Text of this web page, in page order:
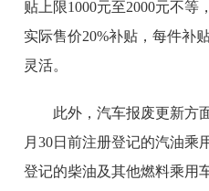
贴上限1000元至2000元不
实际售价20%补贴，每件补
灵活。
此外，汽车报废更新方
月30日前注册登记的汽油乘
登记的柴油及其他燃料乘用